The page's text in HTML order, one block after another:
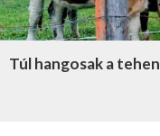
Túl hangosak a